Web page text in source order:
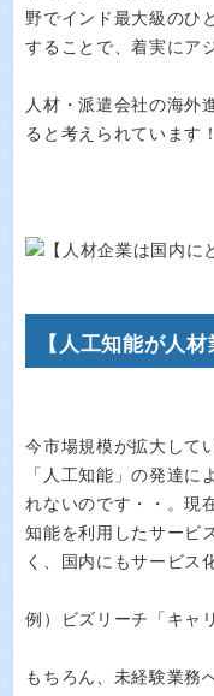
野でインド最大級のひ
することで、着実にア
人材・派遣会社の海外
ると考えられています！
【人工知能が人
今市場規模が拡大して
「人工知能」の発達に
れないのです・・。現
知能を利用したサービ
く、国内にもサービス
例）ビズリーチ「キャ
もちろん、未経験業務